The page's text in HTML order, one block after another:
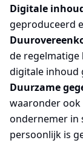
Digitale
geproduceerd
de regelmatige
digitale inhoud
Duurzame
waaronder ook
ondernemer in
persoonlijk is